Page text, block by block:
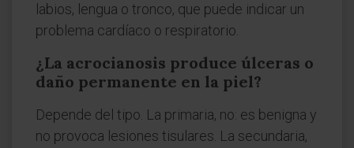
labios, lengua o tronco, que puede indicar un
problema cardíaco o respiratorio.
¿La acrocianosis produce úlceras o
daño permanente en la piel?
Depende del tipo. La primaria, no: es benigna y
no provoca lesiones tisulares. La secundaria,